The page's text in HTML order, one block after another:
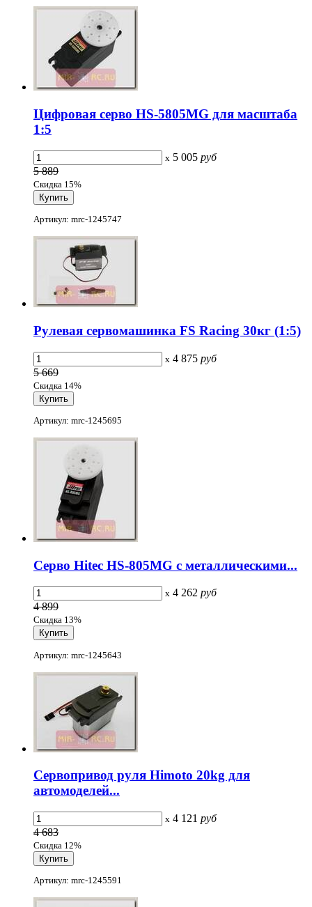
Цифровая серво HS-5805MG для масштаба
1:5
x 5 005 руб
5 889
Скидка 15%
Артикул: mrc-1245747
Рулевая сервомашинка FS Racing 30кг (1:5)
x 4 875 руб
5 669
Скидка 14%
Артикул: mrc-1245695
Серво Hitec HS-805MG с металлическими...
x 4 262 руб
4 899
Скидка 13%
Артикул: mrc-1245643
Сервопривод руля Himoto 20kg для
автомоделей...
x 4 121 руб
4 683
Скидка 12%
Артикул: mrc-1245591